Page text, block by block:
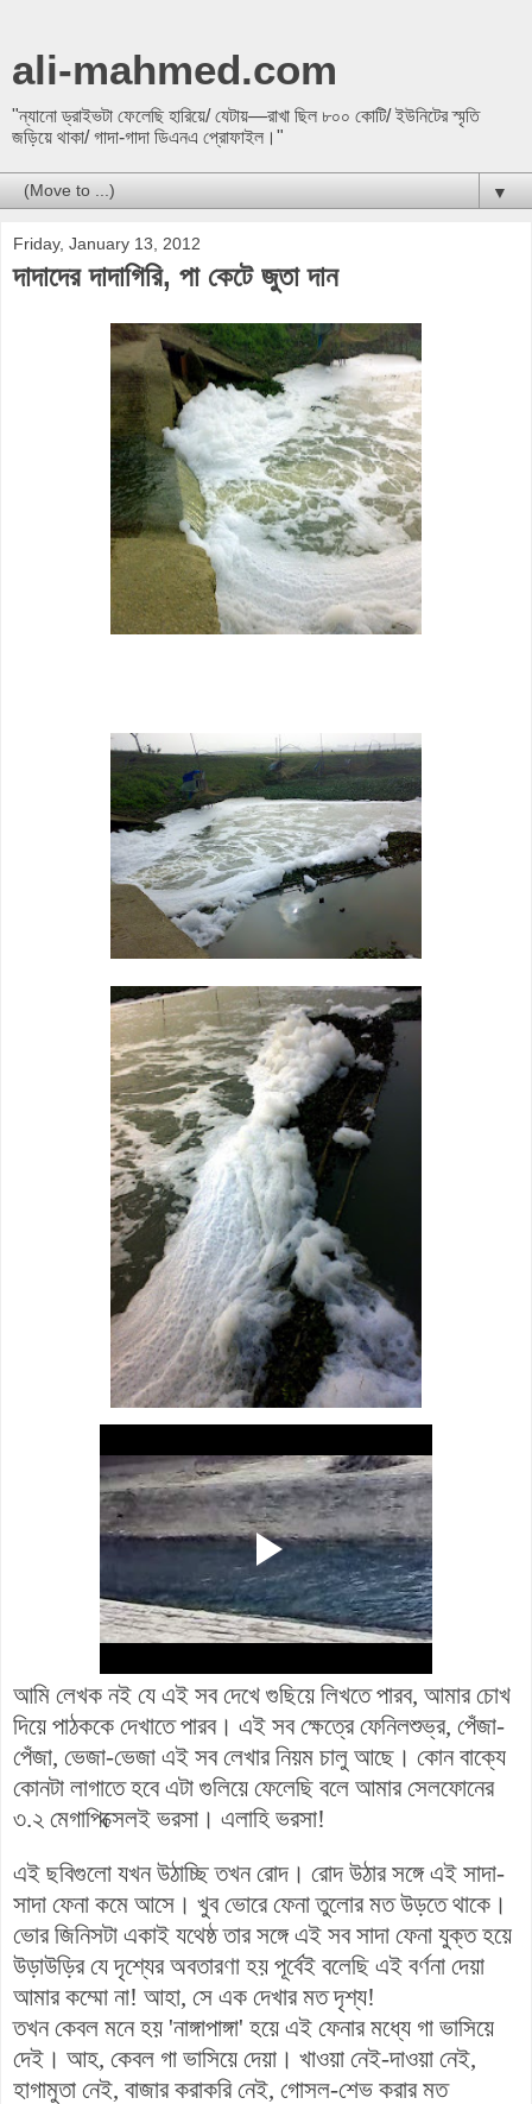
ali-mahmed.com
"ন্যানো ড্রাইভটা ফেলেছি হারিয়ে/ যেটায়—রাখা ছিল ৮০০ কোটি/ ইউনিটের স্মৃতি
জড়িয়ে থাকা/ গাদা-গাদা ডিএনএ প্রোফাইল।"
▼
Friday, January 13, 2012
দাদাদের দাদাগিরি, পা কেটে জুতা দান
আমি লেখক নই যে এই সব দেখে গুছিয়ে লিখতে পারব, আমার চোখ
দিয়ে পাঠককে দেখাতে পারব। এই সব ক্ষেত্রে ফেনিলশুভ্র, পেঁজা-
পেঁজা, ভেজা-ভেজা এই সব লেখার নিয়ম চালু আছে। কোন বাক্যে
কোনটা লাগাতে হবে এটা গুলিয়ে ফেলেছি বলে আমার সেলফোনের
৩.২ মেগাপিক্সেলই ভরসা। এলাহি ভরসা!
এই ছবিগুলো যখন উঠাচ্ছি তখন রোদ। রোদ উঠার সঙ্গে এই সাদা-
সাদা ফেনা কমে আসে। খুব ভোরে ফেনা তুলোর মত উড়তে থাকে।
ভোর জিনিসটা একাই যথেষ্ঠ তার সঙ্গে এই সব সাদা ফেনা যুক্ত হয়ে
উড়াউড়িরযে দৃশ্যের অবতারণা হয় পূর্বেই বলেছি এই বর্ণনা দেয়া
আমার কম্মো না! আহা, সে এক দেখার মত দৃশ্য!
তখন কেবল মনে হয় 'নাঙ্গাপাঙ্গা' হয়ে এই ফেনার মধ্যে গা ভাসিয়ে
দেই। আহ, কেবল গা ভাসিয়ে দেয়া। খাওয়া নেই-দাওয়া নেই,
হাগামুতা নেই, বাজার করাকরি নেই, গোসল-শেভ করার মত